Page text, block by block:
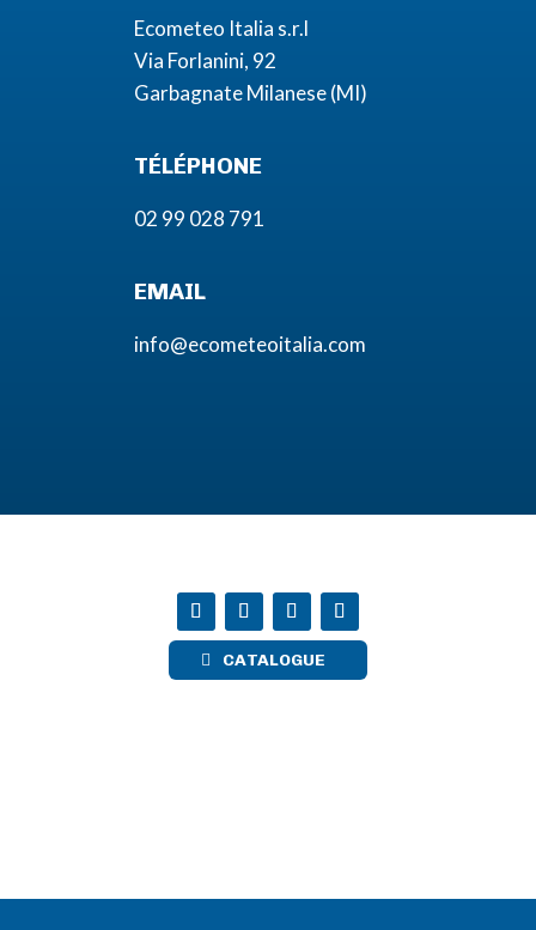
Ecometeo Italia s.r.l
Via Forlanini, 92
Garbagnate Milanese (MI)
TÉLÉPHONE
02 99 028 791
EMAIL
info@ecometeoitalia.com
CATALOGUE